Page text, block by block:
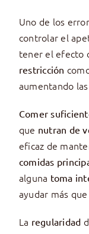
Uno de los
controlar el
tener el efecto
restricción
aumentando las
Comer
que nutran de
eficaz de
comidas
alguna toma
ayudar más
La regularidad